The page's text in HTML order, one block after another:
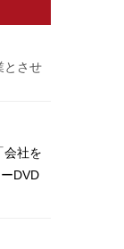
とさせ
会社を
DVD